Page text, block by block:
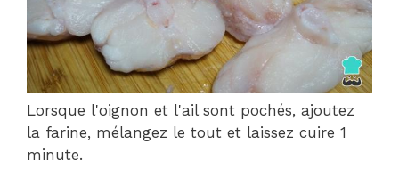
Lorsque l'oignon et l'ail sont pochés, ajoutez
la farine, mélangez le tout et laissez cuire 1
minute.